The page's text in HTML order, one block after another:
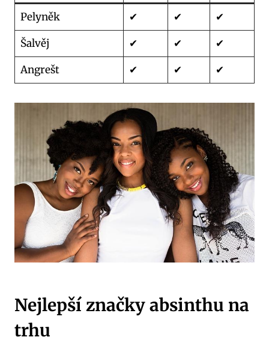
Pelyněk ✔ ✔
✔
Šalvěj
✔ ✔
✔
Angrešt
✔ ✔ ✔
Nejlepší značky absinthu na⁤
trhu